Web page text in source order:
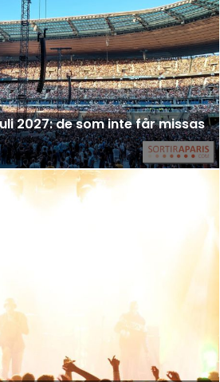
2027: de som inte får missas